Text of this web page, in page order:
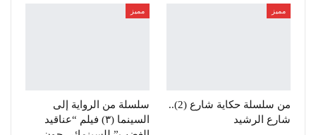
مميز
من سلسلة حكاية شارع (2)..
شارع الرشيد
مميز
سلسلة من الرواية إلى
السينما (٣) فيلم “عناقيد